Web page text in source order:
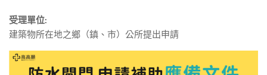
受理單位:
建築物所在地之鄉（鎮、市）公所提出申請